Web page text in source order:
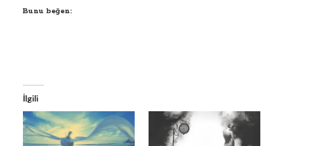
Bunu beğen:
İlgili